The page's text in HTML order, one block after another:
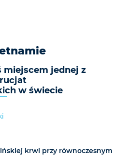
miejscem jednej z
w świecie
krwi przy równoczesnym